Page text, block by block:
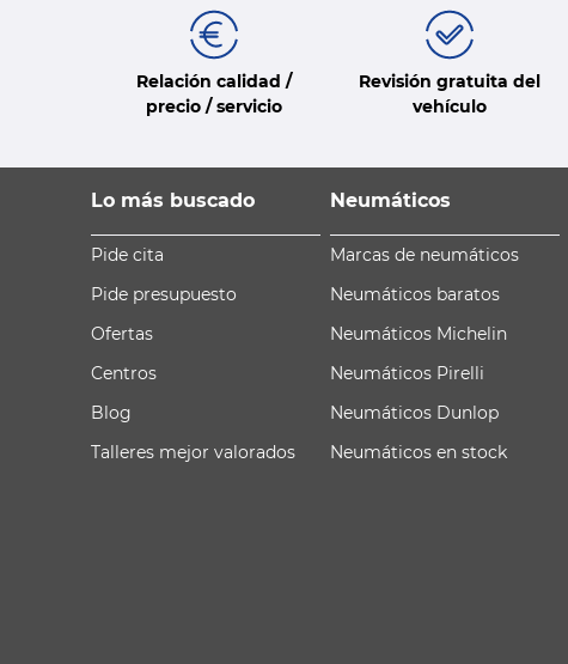
Relación calidad /
precio / servicio
Revisión gratuita del
vehículo
Lo más buscado
Pide cita
Pide presupuesto
Ofertas
Centros
Blog
Talleres mejor valorados
Neumáticos
Marcas de neumáticos
Neumáticos baratos
Neumáticos Michelin
Neumáticos Pirelli
Neumáticos Dunlop
Neumáticos en stock